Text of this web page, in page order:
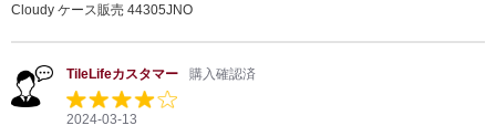
Cloudy ケース販売 44305JNO
TileLifeカスタマー 購入確認済
2024-03-13